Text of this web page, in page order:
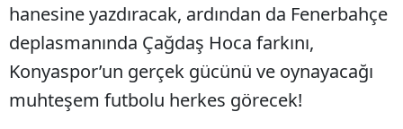
Batman
Şırnak
Bartın
hanesine yazdıracak, ardından da Fenerbahçe
deplasmanında Çağdaş Hoca farkını,
Konyaspor’un gerçek gücünü ve oynayacağı
muhteşem futbolu herkes görecek!